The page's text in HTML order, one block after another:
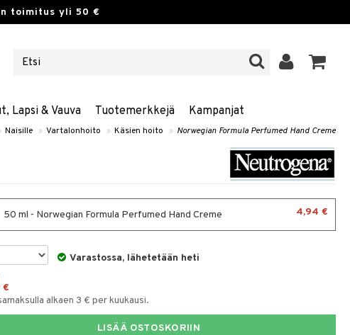
toimitus yli 50 €
Lapsi & Vauva Tuotemerkkejä Kampanjat
Naisille » Vartalonhoito » Käsien hoito » Norwegian Formula Perfumed Hand Creme
50 ml - Norwegian Formula Perfumed Hand Creme 4,94 €
Varastossa, lähetetään heti
€
alkaen 3 € per kuukausi.
LISÄÄ OSTOSKORIIN